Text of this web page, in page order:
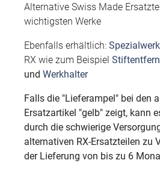
Alternative Swiss Made
wichtigsten Werke
Ebenfalls erhältlich:
RX wie zum Beispiel
und Werkhalter
Falls die "Lieferampel" bei den
Ersatzartikel "gelb" zeigt, kann
durch die schwierige
alternativen RX-Ersatzteilen zu
der Lieferung von bis zu 6